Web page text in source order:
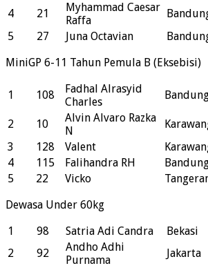
4
21
Myhammad Caesar
Raffa
5
27 Juna Octavian
MiniGP 6-11 Tahun Pemula B (Eksebisi)
1 108
Fadhal Alrasyid
Charles
2 10
Alvin Alvaro Razka
N
3
128 Valent
4
115 Falihandra RH
5
22 Vicko
Dewasa Under 60kg
1
98 Satria Adi Candra Bekasi
2
92
Andho Adhi
Purnama
Jakarta